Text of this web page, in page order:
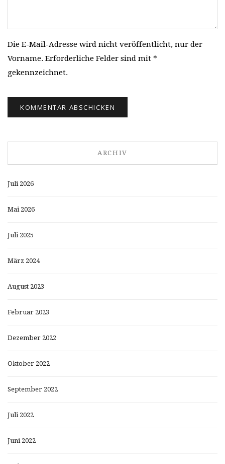
Die E-Mail-Adresse wird nicht veröffentlicht, nur der
Vorname. Erforderliche Felder sind mit *
gekennzeichnet.
ARCHIV
Juli 2026
Mai 2026
Juli 2025
März 2024
August 2023
Februar 2023
Dezember 2022
Oktober 2022
September 2022
Juli 2022
Juni 2022